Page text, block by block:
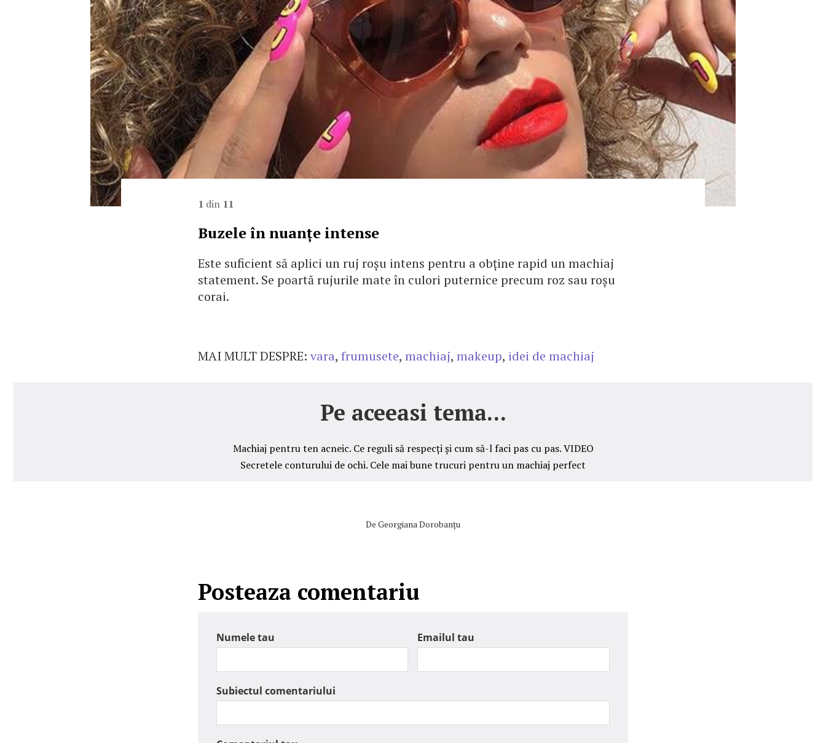
1 din 11
Buzele în nuanțe intense
Este suficient să aplici un ruj roșu intens pentru a obține rapid un machiaj
statement. Se poartă rujurile mate în culori puternice precum roz sau roșu
corai.
MAI MULT DESPRE: vara, frumusete, machiaj, makeup, idei de machiaj
Pe aceeasi tema...
Machiaj pentru ten acneic. Ce reguli să respecți și cum să-l faci pas cu pas. VIDEO
Secretele conturului de ochi. Cele mai bune trucuri pentru un machiaj perfect
De Georgiana Dorobanțu
Posteaza comentariu
Numele tau Emailul tau
Subiectul comentariului